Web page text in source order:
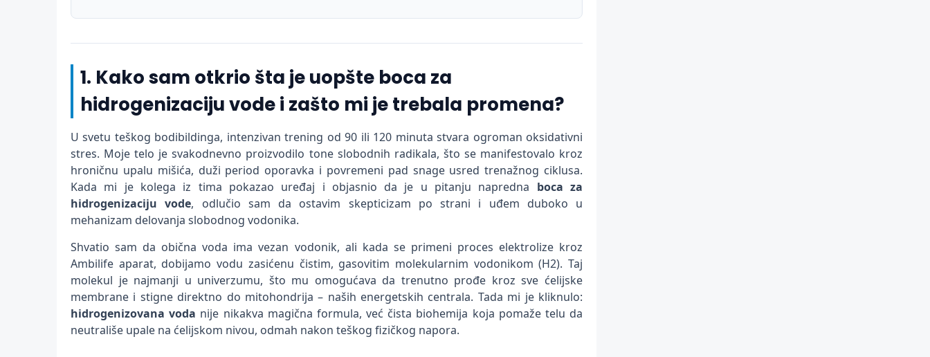
1. Kako sam otkrio šta je uopšte boca za
hidrogenizaciju vode i zašto mi je trebala promena?
U svetu teškog bodibildinga, intenzivan trening od 90 ili 120 minuta stvara ogroman oksidativni
stres. Moje telo je svakodnevno proizvodilo tone slobodnih radikala, što se manifestovalo kroz
hroničnu upalu mišića, duži period oporavka i povremeni pad snage usred trenažnog ciklusa.
Kada mi je kolega iz tima pokazao uređaj i objasnio da je u pitanju napredna boca za
hidrogenizaciju vode, odlučio sam da ostavim skepticizam po strani i uđem duboko u
mehanizam delovanja slobodnog vodonika.
Shvatio sam da obična voda ima vezan vodonik, ali kada se primeni proces elektrolize kroz
Ambilife aparat, dobijamo vodu zasićenu čistim, gasovitim molekularnim vodonikom (H2). Taj
molekul je najmanji u univerzumu, što mu omogućava da trenutno prođe kroz sve ćelijske
membrane i stigne direktno do mitohondrija – naših energetskih centrala. Tada mi je kliknulo:
hidrogenizovana voda nije nikakva magična formula, već čista biohemija koja pomaže telu da
neutrališe upale na ćelijskom nivou, odmah nakon teškog fizičkog napora.